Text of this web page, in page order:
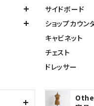
サイドボード
ショップカウン
キャビネット
チェスト
ドレッサー